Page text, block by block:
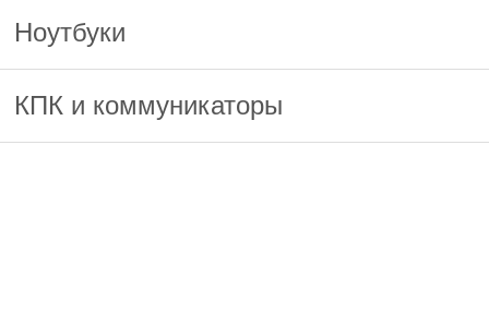
Ноутбуки
КПК и коммуникаторы